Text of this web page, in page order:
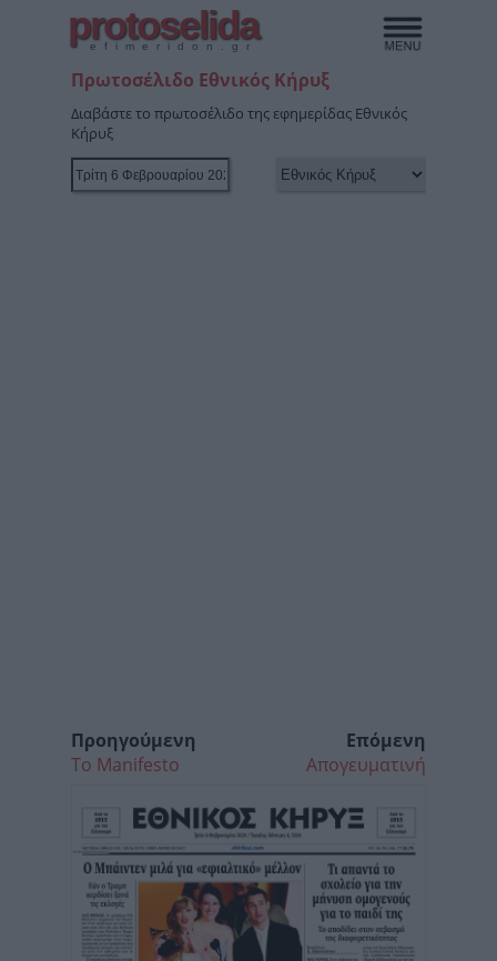
protoselida
efimeridon.gr
Πρωτοσέλιδο Εθνικός Κήρυξ
Διαβάστε το πρωτοσέλιδο της εφημερίδας Εθνικός
Κήρυξ
Προηγούμενη
Το Manifesto
Επόμενη
Απογευματινή